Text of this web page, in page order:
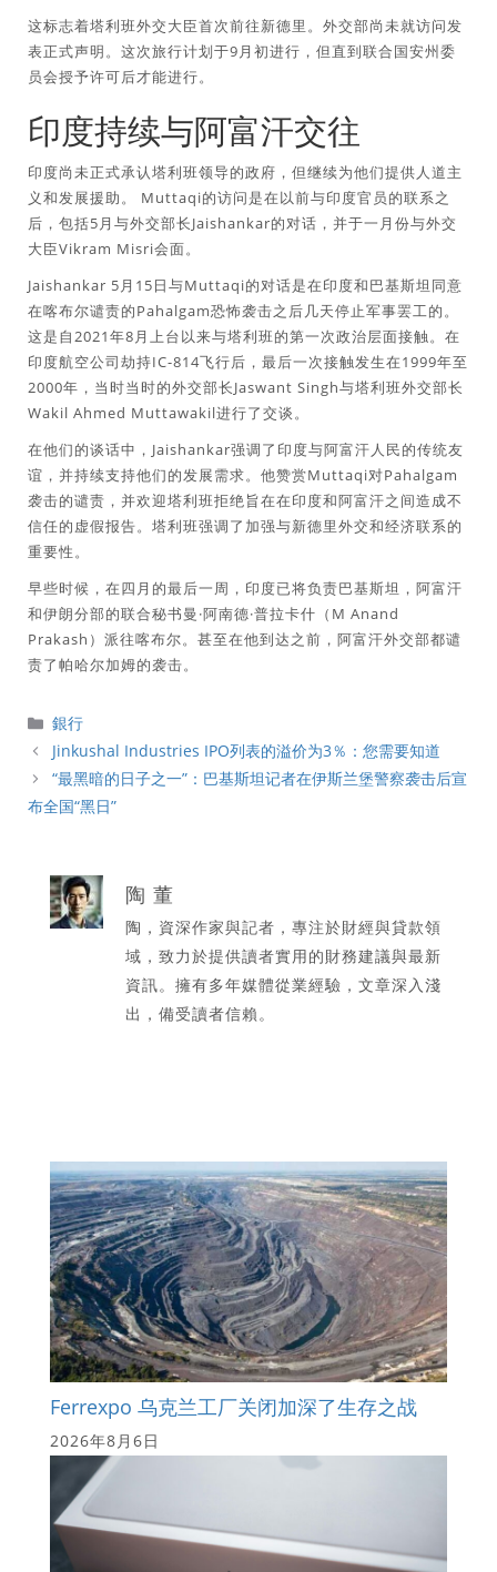
这标志着塔利班外交大臣首次前往新德里。外交部尚未就访问发
表正式声明。这次旅行计划于9月初进行，但直到联合国安州委
员会授予许可后才能进行。
印度持续与阿富汗交往
印度尚未正式承认塔利班领导的政府，但继续为他们提供人道主
义和发展援助。 Muttaqi的访问是在以前与印度官员的联系之
后，包括5月与外交部长Jaishankar的对话，并于一月份与外交
大臣Vikram Misri会面。
Jaishankar 5月15日与Muttaqi的对话是在印度和巴基斯坦同意
在喀布尔谴责的Pahalgam恐怖袭击之后几天停止军事罢工的。
这是自2021年8月上台以来与塔利班的第一次政治层面接触。在
印度航空公司劫持IC-814飞行后，最后一次接触发生在1999年至
2000年，当时当时的外交部长Jaswant Singh与塔利班外交部长
Wakil Ahmed Muttawakil进行了交谈。
在他们的谈话中，Jaishankar强调了印度与阿富汗人民的传统友
谊，并持续支持他们的发展需求。他赞赏Muttaqi对Pahalgam
袭击的谴责，并欢迎塔利班拒绝旨在在印度和阿富汗之间造成不
信任的虚假报告。塔利班强调了加强与新德里外交和经济联系的
重要性。
早些时候，在四月的最后一周，印度已将负责巴基斯坦，阿富汗
和伊朗分部的联合秘书曼·阿南德·普拉卡什（M Anand
Prakash）派往喀布尔。甚至在他到达之前，阿富汗外交部都谴
责了帕哈尔加姆的袭击。
分
類
銀行
Jinkushal Industries IPO列表的溢价为3％：您需要知道
“最黑暗的日子之一”：巴基斯坦记者在伊斯兰堡警察袭击后宣
布全国“黑日”
陶 董
陶，資深作家與記者，專注於財經與貸款領
域，致力於提供讀者實用的財務建議與最新
資訊。擁有多年媒體從業經驗，文章深入淺
出，備受讀者信賴。
Ferrexpo 乌克兰工厂关闭加深了生存之战
2026年8月6日